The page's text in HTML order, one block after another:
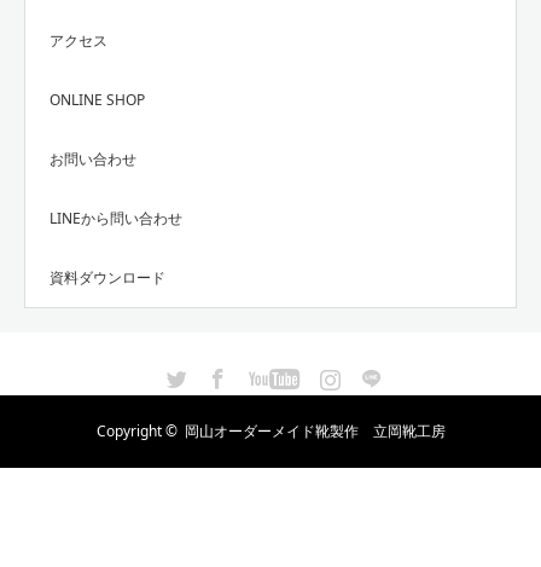
アクセス
ONLINE SHOP
お問い合わせ
LINEから問い合わせ
資料ダウンロード
Instagram
Copyright © 岡山オーダーメイド靴製作 立岡靴工房